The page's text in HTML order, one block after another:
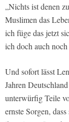
„Nichts ist denen
Muslimen das
ich füge das jetzt
ich doch auch
Und sofort lässt
Jahren
unterwürfig Teile
ernste Sorgen,